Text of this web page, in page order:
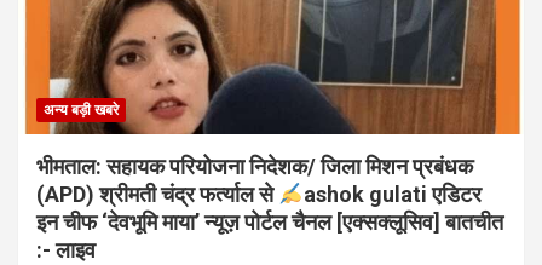
अन्य बड़ी खबरे
भीमताल: सहायक परियोजना निदेशक/ जिला मिशन प्रबंधक
(APD) श्रीमती चंद्र फर्त्याल से
ashok gulati एडिटर
इन चीफ ‘देवभूमि माया’ न्यूज़ पोर्टल चैनल [एक्सक्लूसिव] बातचीत
:- लाइव